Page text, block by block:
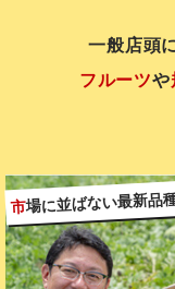
一般店頭
フルーツや
市場に並ばない最新品